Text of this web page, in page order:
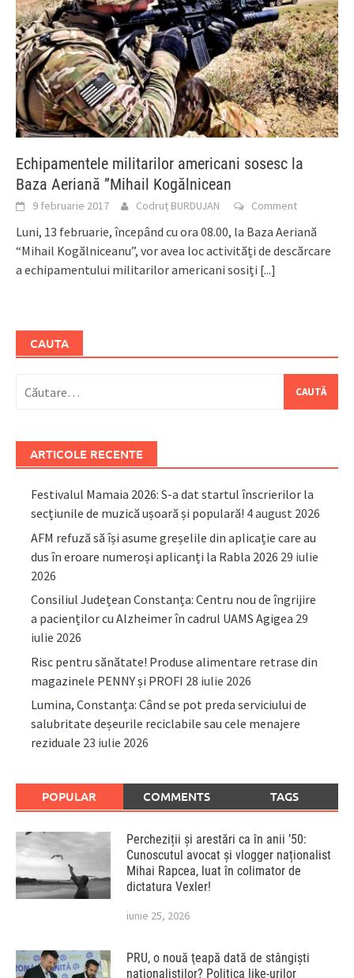
Echipamentele militarilor americani sosesc la
Baza Aeriană ”Mihail Kogălnicean
9 februarie 2017 Codruț BURDUJAN Comment
Luni, 13 februarie, începând cu ora 08.00, la Baza Aeriană
“Mihail Kogălniceanu”, vor avea loc activități de descărcare
a echipamentului militarilor americani sosiți [...]
CAUTA
după:
ARTICOLE RECENTE
Festivalul Mamaia 2026: S-a dat startul înscrierilor la
secțiunile de muzică ușoară și populară! 4 august 2026
AFM refuză să își asume greșelile din aplicație care au
dus în eroare numeroși aplicanți la Rabla 2026 29 iulie
2026
Consiliul Județean Constanța: Centru nou de îngrijire
a pacienților cu Alzheimer în cadrul UAMS Agigea 29
iulie 2026
Risc pentru sănătate! Produse alimentare retrase din
magazinele PENNY și PROFI 28 iulie 2026
Lumina, Constanța: Când se pot preda serviciului de
salubritate deșeurile reciclabile sau cele menajere
reziduale 23 iulie 2026
POPULAR COMMENTS TAGS
Percheziții și arestări ca în anii ’50:
Cunoscutul avocat și vlogger naționalist
Mihai Rapcea, luat în colimator de
dictatura Vexler!
iunie 25, 2026
PRU, o nouă ţeapă dată de stângişti
naţionaliştilor? Politica like-urilor